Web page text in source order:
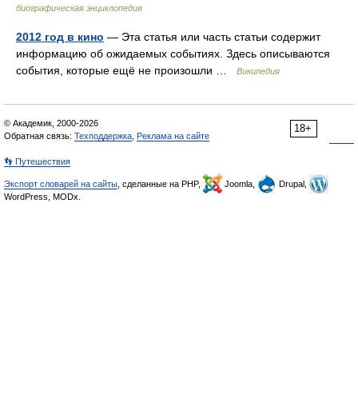
биографическая энциклопедия
2012 год в кино — Эта статья или часть статьи содержит
информацию об ожидаемых событиях. Здесь описываются
события, которые ещё не произошли …
Википедия
18+
© Академик, 2000-2026
Обратная связь: Техподдержка Реклама на сайте
👣 Путешествия
Экспорт словарей на сайты , сделанные на PHP, Joomla,
Drupal,
WordPress, MODx.